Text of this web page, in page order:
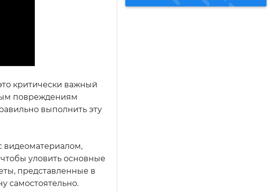
критически важный
повреждениям
выполнить эту
видеоматериалом,
уловить основные
представленные в
самостоятельно.